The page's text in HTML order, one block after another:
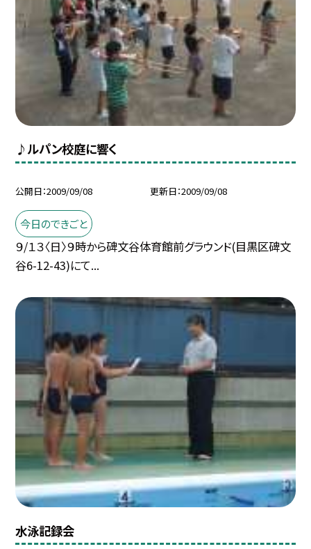
♪ルパン校庭に響く
公開日 2009/09/08 更新日 2009/09/08
今日のできごと
９/１３〈日〉９時から碑文谷体育館前グラウンド(目黒区碑文
谷6-12-43)にて...
水泳記録会